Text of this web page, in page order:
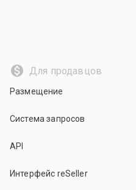
Для продавцов
Размещение
Система запросов
API
Интерфейс reSeller